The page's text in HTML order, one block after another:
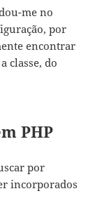
me no
por
encontrar
classe, do
PHP
por
incorporados